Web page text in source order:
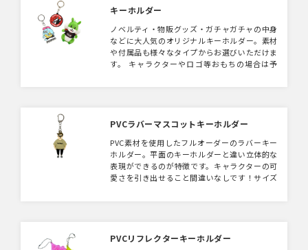
は手作業によって一つひとつ仕上げております
また、細かくて再現が難しい部分は、簡素化の
ご相談をさせていただく場合がございます。
ご理解いただいた上でのご検討をお願いいたし
ます。
キーホルダー
ノベルティ・物販グッズ・ガチャガチャの中身
などに大人気のオリジナルキーホルダー。素材
や付属品も様々なタイプからお選びいただけま
す。 キャラクターやロゴ等おもちの場合は予
PVCラバーマスコットキーホルダー
PVC素材を使用したフルオーダーのラバーキー
ホルダー。平面のキーホルダーと違い立体的な
表現ができるのが特徴です。キャラクターの可
愛さを引き出せること間違いなしです！サイズ
シーンでご活用できます。 ※商品特性上細かな
PVCリフレクターキーホルダー